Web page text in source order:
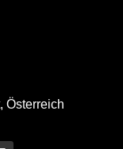
Österreich